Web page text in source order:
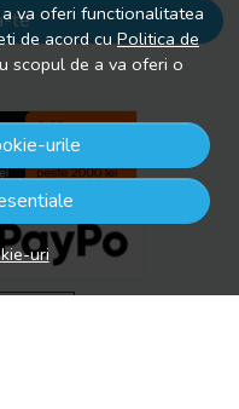
va oferi functionalitatea
de acord cuPolitica de
scopul de a va oferi o
urile
uri
te